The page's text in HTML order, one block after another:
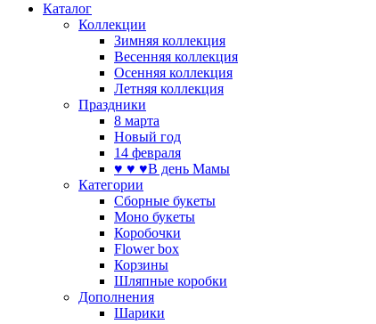
Каталог
Коллекции
Зимняя коллекция
Весенняя коллекция
Осенняя коллекция
Летняя коллекция
Праздники
8 марта
Новый год
14 февраля
♥ ♥ ♥В день Мамы
Категории
Сборные букеты
Моно букеты
Коробочки
Flower box
Корзины
Шляпные коробки
Дополнения
Шарики